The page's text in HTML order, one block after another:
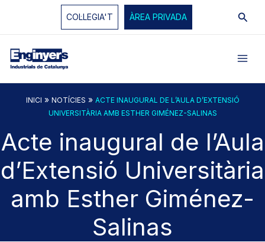
COL·LEGIA'T ÀREA PRIVADA
INICI » NOTÍCIES » ACTE INAUGURAL DE L’AULA D’EXTENSIÓ
UNIVERSITÀRIA AMB ESTHER GIMÉNEZ-SALINAS
Acte inaugural de l’Aula
d’Extensió Universitària
amb Esther Giménez-
Salinas